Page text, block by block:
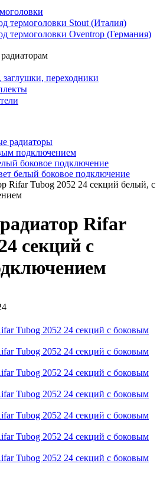
термоголовки Stout (Италия)
термоголовки Oventrop (Германия)
переходники
радиаторы
подключением
боковое подключение
белый боковое подключение
Rifar Tubog 2052 24 секций белый, с
Rifar
секций с